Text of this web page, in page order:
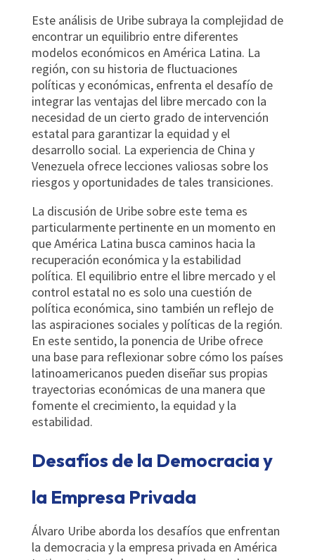
Este análisis de Uribe subraya la complejidad de
encontrar un equilibrio entre diferentes
modelos económicos en América Latina. La
región, con su historia de fluctuaciones
políticas y económicas, enfrenta el desafío de
integrar las ventajas del libre mercado con la
necesidad de un cierto grado de intervención
estatal para garantizar la equidad y el
desarrollo social. La experiencia de China y
Venezuela ofrece lecciones valiosas sobre los
riesgos y oportunidades de tales transiciones.
La discusión de Uribe sobre este tema es
particularmente pertinente en un momento en
que América Latina busca caminos hacia la
recuperación económica y la estabilidad
política. El equilibrio entre el libre mercado y el
control estatal no es solo una cuestión de
política económica, sino también un reflejo de
las aspiraciones sociales y políticas de la región.
En este sentido, la ponencia de Uribe ofrece
una base para reflexionar sobre cómo los países
latinoamericanos pueden diseñar sus propias
trayectorias económicas de una manera que
fomente el crecimiento, la equidad y la
estabilidad.
Desafíos de la Democracia y
la Empresa Privada
Álvaro Uribe aborda los desafíos que enfrentan
la democracia y la empresa privada en América